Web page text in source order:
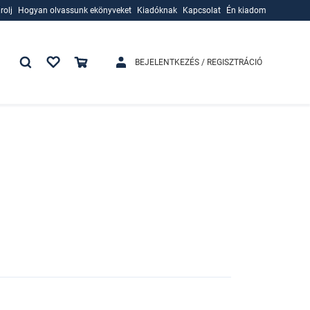
Hogyan olvassunk ekönyveket
Kiadóknak
Kapcsolat Én kiadom
BEJELENTKEZÉS / REGISZTRÁCIÓ